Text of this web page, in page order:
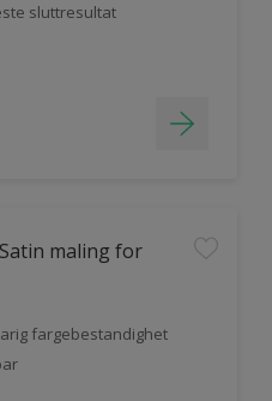
sluttresultat
maling for
fargebestandighet